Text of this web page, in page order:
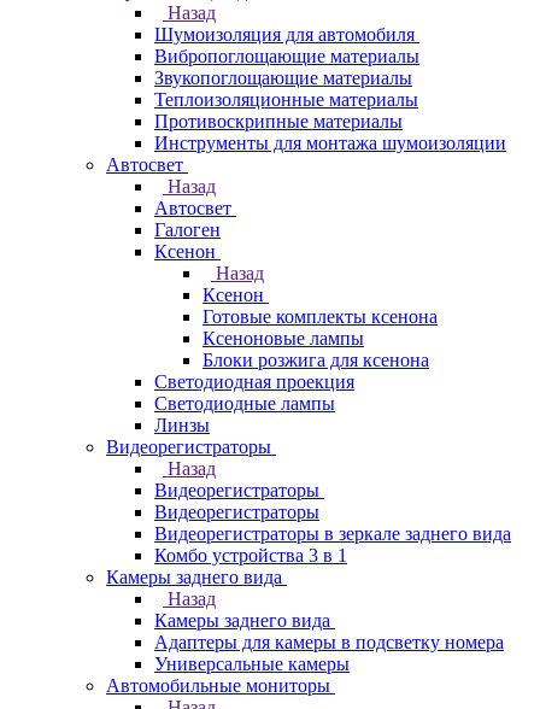
Назад
Шумоизоляция для автомобиля
Вибропоглощающие материалы
Звукопоглощающие материалы
Теплоизоляционные материалы
Противоскрипные материалы
Инструменты для монтажа шумоизоляции
Автосвет
Назад
Автосвет
Галоген
Ксенон
Назад
Ксенон
Готовые комплекты ксенона
Ксеноновые лампы
Блоки розжига для ксенона
Светодиодная проекция
Светодиодные лампы
Линзы
Видеорегистраторы
Назад
Видеорегистраторы
Видеорегистраторы
Видеорегистраторы в зеркале заднего вида
Комбо устройства 3 в 1
Камеры заднего вида
Назад
Камеры заднего вида
Адаптеры для камеры в подсветку номера
Универсальные камеры
Автомобильные мониторы